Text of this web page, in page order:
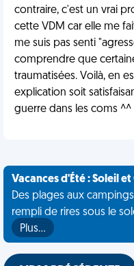
contraire, c'est un vrai
cette VDM car elle me
me suis pas senti
comprendre que
traumatisées. Voilà, en
explication soit
guerre dans les coms ^^
Vacances d'Été : Soleil et
Des plages aux
rempli de rires sous le
Plus…